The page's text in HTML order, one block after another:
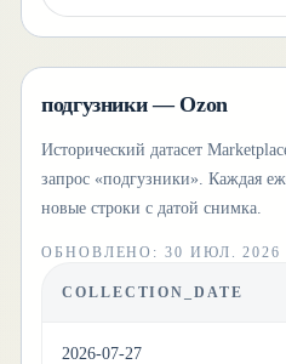
подгузники — Ozon
Исторический датасет
запрос «подгузники». Каждая
новые строки с датой снимка.
ОБНОВЛЕНО :30 ИЮЛ. 2026
COLLECTION_DATE
2026-07-27